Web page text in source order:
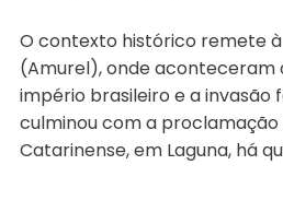
O contexto histórico remete
(Amurel), onde aconteceram
império brasileiro e a invasão
culminou com a proclamação
Catarinense, em Laguna, há